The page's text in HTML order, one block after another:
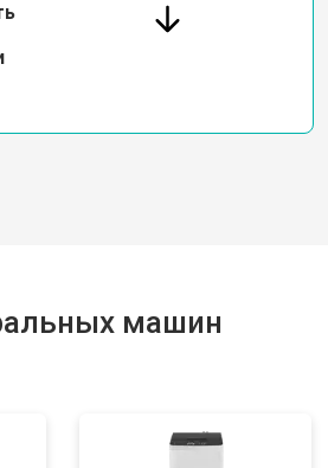
машин